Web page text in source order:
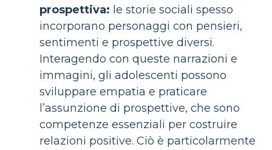
prospettiva: le storie sociali spesso
incorporano personaggi con pensieri,
sentimenti e prospettive diversi.
Interagendo con queste narrazioni e
immagini, gli adolescenti possono
sviluppare empatia e praticare
l’assunzione di prospettive, che sono
competenze essenziali per costruire
relazioni positive. Ciò è particolarmente